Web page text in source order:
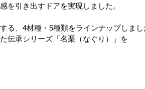
を引き出すドアを実現しました。
る、4材種・5種類をラインナップしまし
伝承シリーズ「名栗（なぐり）」を